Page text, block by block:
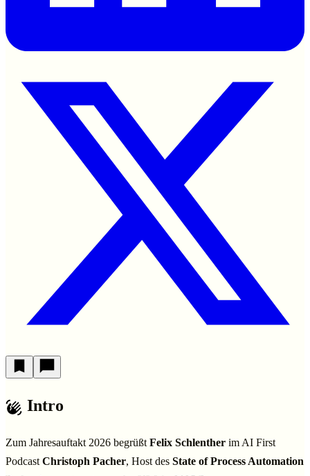
Intro
Zum Jahresauftakt 2026 begrüßt Felix Schlenther im AI First
Podcast Christoph Pacher, Host des State of Process Automation